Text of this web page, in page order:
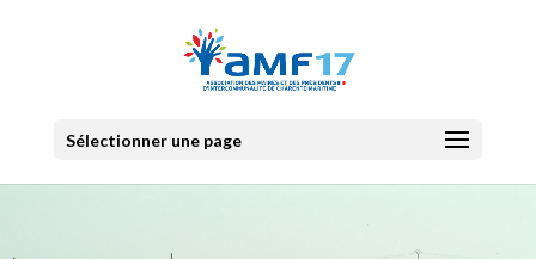
Sélectionner une page